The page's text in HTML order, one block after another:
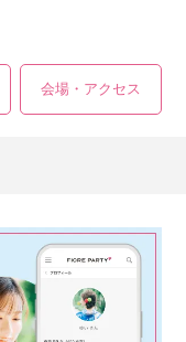
会場・アクセス